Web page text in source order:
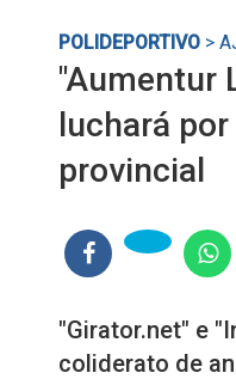
POLIDEPORTIVO >
"Aumentur
luchará
provincial
"Girator.net" e
coliderato de